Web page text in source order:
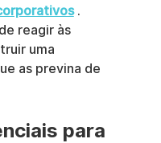
.
reagir às
uma
as previna de
para